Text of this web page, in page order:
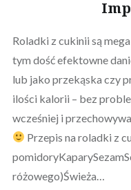
Roladki z cukinii są
tym dość efektowne
lub jako przekąska czy
ilości kalorii – bez
wcześniej i
Przepis na roladki z
różowego)Świeża…